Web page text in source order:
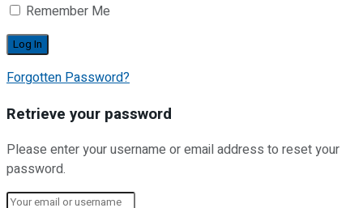
Remember Me
Forgotten Password?
Retrieve your password
Please enter your username or email address to reset your
password.